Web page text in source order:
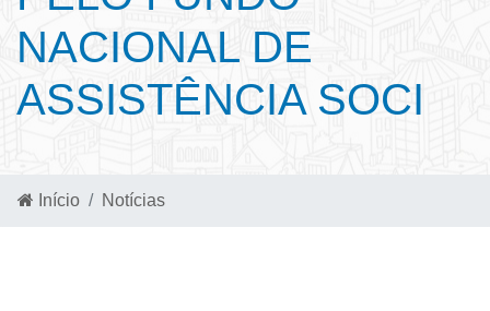
NACIONAL DE
ASSISTÊNCIA SOCI
Início Notícias